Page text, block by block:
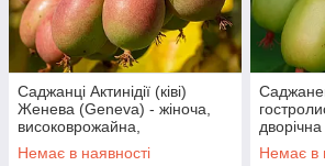
Саджанці Актинідії (ківі)
Женева (Geneva) - жіноча,
високоврожайна,
морозостійка С1.5
Немає в наявності Немає в